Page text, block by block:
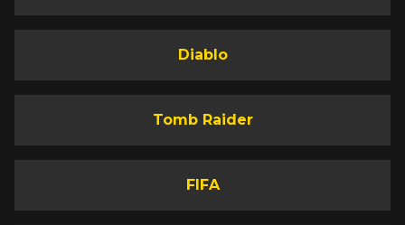
Diablo
Tomb Raider
FIFA